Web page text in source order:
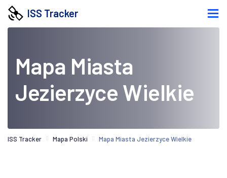
ISS Tracker
Mapa Miasta
Jezierzyce Wielkie
ISS Tracker Mapa Polski Mapa Miasta Jezierzyce Wielkie